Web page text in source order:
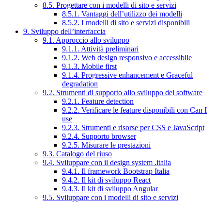
8.5. Progettare con i modelli di sito e servizi
8.5.1. Vantaggi dell’utilizzo dei modelli
8.5.2. I modelli di sito e servizi disponibili
9. Sviluppo dell’interfaccia
9.1. Approccio allo sviluppo
9.1.1. Attività preliminari
9.1.2. Web design responsivo e accessibile
9.1.3. Mobile first
9.1.4. Progressive enhancement e Graceful
degradation
9.2. Strumenti di supporto allo sviluppo del software
9.2.1. Feature detection
9.2.2. Verificare le feature disponibili con Can I
use
9.2.3. Strumenti e risorse per CSS e JavaScript
9.2.4. Supporto browser
9.2.5. Misurare le prestazioni
9.3. Catalogo del riuso
9.4. Sviluppare con il design system .italia
9.4.1. Il framework Bootstrap Italia
9.4.2. Il kit di sviluppo React
9.4.3. Il kit di sviluppo Angular
9.5. Sviluppare con i modelli di sito e servizi